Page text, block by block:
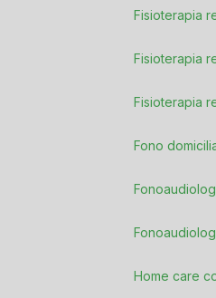
Fisioterapia
Fisioterapia
Fisioterapia
Fono
Home care